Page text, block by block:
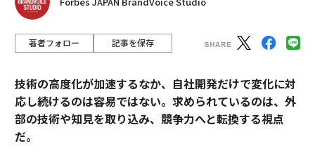
著者フォロー 記事を保存
技術の高度化が加速するなか、自社開発だけで変化に対
応し続けるのは容易ではない。求められているのは、外
部の技術や知見を取り込み、競争力へと転換する視点
だ。